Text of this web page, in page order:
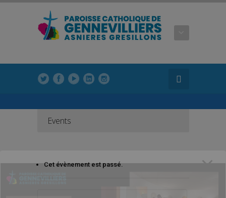
Events
Cet évènement est passé.